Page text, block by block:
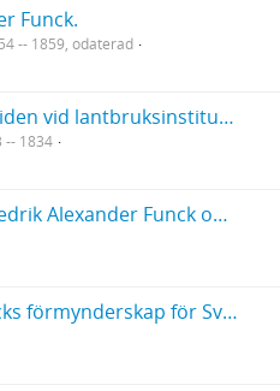
Funck.
-- 1859, odaterad
Anteckningar från studietiden vid lantbruksinstitutet i Möglin i Preussen.
-- 1834
Handlingar rörande av Fredrik Alexander Funck omhänderhavda förmyndarskap: Svante Banér, Caroline Funck, Gustaf Otto Funck, August, Wilhelm och Emilie Thollander, Ella Nejdel, Hedda Gustafva von Yhlen
Papper rörande F. A. Funcks förmynderskap för Svante Banér